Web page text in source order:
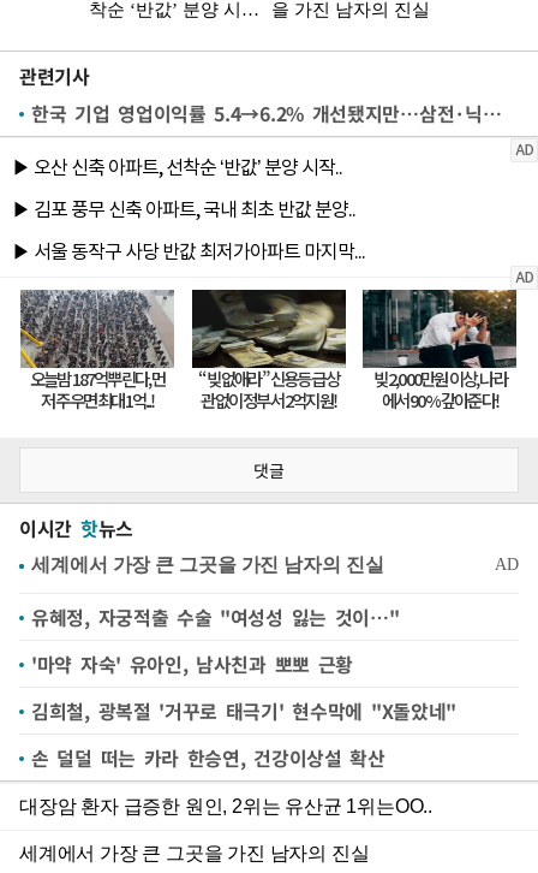
관련기사
한국 기업 영업이익률 5.4→6.2% 개선됐지만…삼전·닉스 빼면 그대로
댓글
이시간 핫뉴스
유혜정, 자궁적출 수술 "여성성 잃는 것이…"
'마약 자숙' 유아인, 남사친과 뽀뽀 근황
김희철, 광복절 '거꾸로 태극기' 현수막에 "X돌았네"
손 덜덜 떠는 카라 한승연, 건강이상설 확산